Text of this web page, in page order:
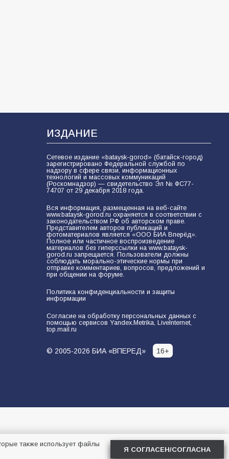
В России ответили на заявления
74
ИЗДАНИЕ
Сетевое издание «bataysk-gorod» (батайск-город)
зарегистрировано Федеральной службой по
надзору в сфере связи, информационных
технологий и массовых коммуникаций
(Роскомнадзор) — свидетельство Эл № ФС77-
74707 от 29 декабря 2018 года.
Вся информация, размещенная на веб-сайте
www.bataysk-gorod.ru охраняется в соответствии с
законодательством РФ об авторском праве.
Представителем авторов публикаций и
фотоматериалов является «ООО БИА Вперёд».
Полное или частичное воспроизведение
материалов без гиперссылки на www.bataysk-
gorod.ru запрещается. Пользователи должны
соблюдать морально-этические нормы при
отправке комментариев, вопросов, предложений и
при общении на форуме.
Политика конфиденциальности и защиты
информации
Согласие на обработку персональных данных с
помощью сервисов Yandex.Metrika, LiveInternet,
top.mail.ru
© 2005-2026 БИА «ВПЕРЕД» 16+
также использует файлы
Я СОГЛАСЕН/СОГЛАСНА